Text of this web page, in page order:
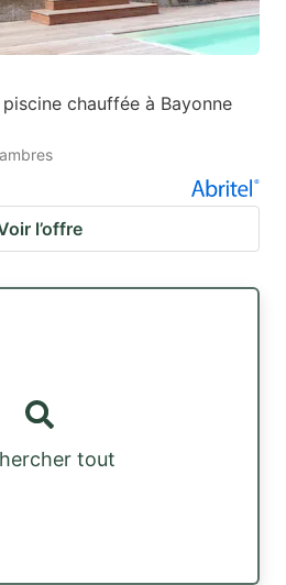
chauffée à Bayonne
l’offre
tout